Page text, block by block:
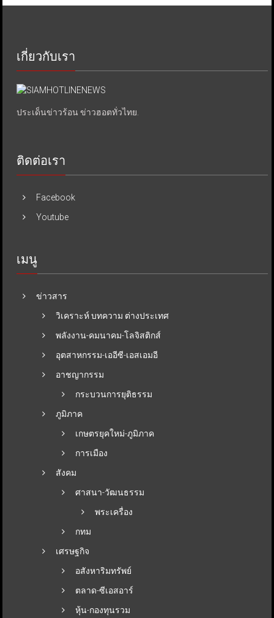
เกี่ยวกับเรา
ประเด็นข่าวร้อน ข่าวฮอตทั่วไทย.
ติดต่อเรา
Facebook
Youtube
เมนู
ข่าวสาร
วิเคราะห์ บทความ ต่างประเทศ
พลังงาน-คมนาคม-โลจิสติกส์
อุตสาหกรรม-เออีซี-เอสเอมอี
อาชญากรรม
กระบวนการยุติธรรม
ภูมิภาค
เกษตรยุคใหม่-ภูมิภาค
การเมือง
สังคม
ศาสนา-วัฒนธรรม
พระเครื่อง
กทม
เศรษฐกิจ
อสังหาริมทรัพย์
ตลาด-ซีเอสอาร์
หุ้น-กองทุนรวม